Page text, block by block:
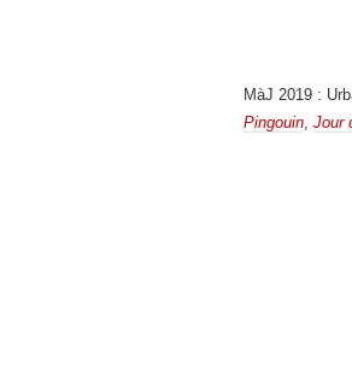
MàJ 2019 :
Pingouin, Jour